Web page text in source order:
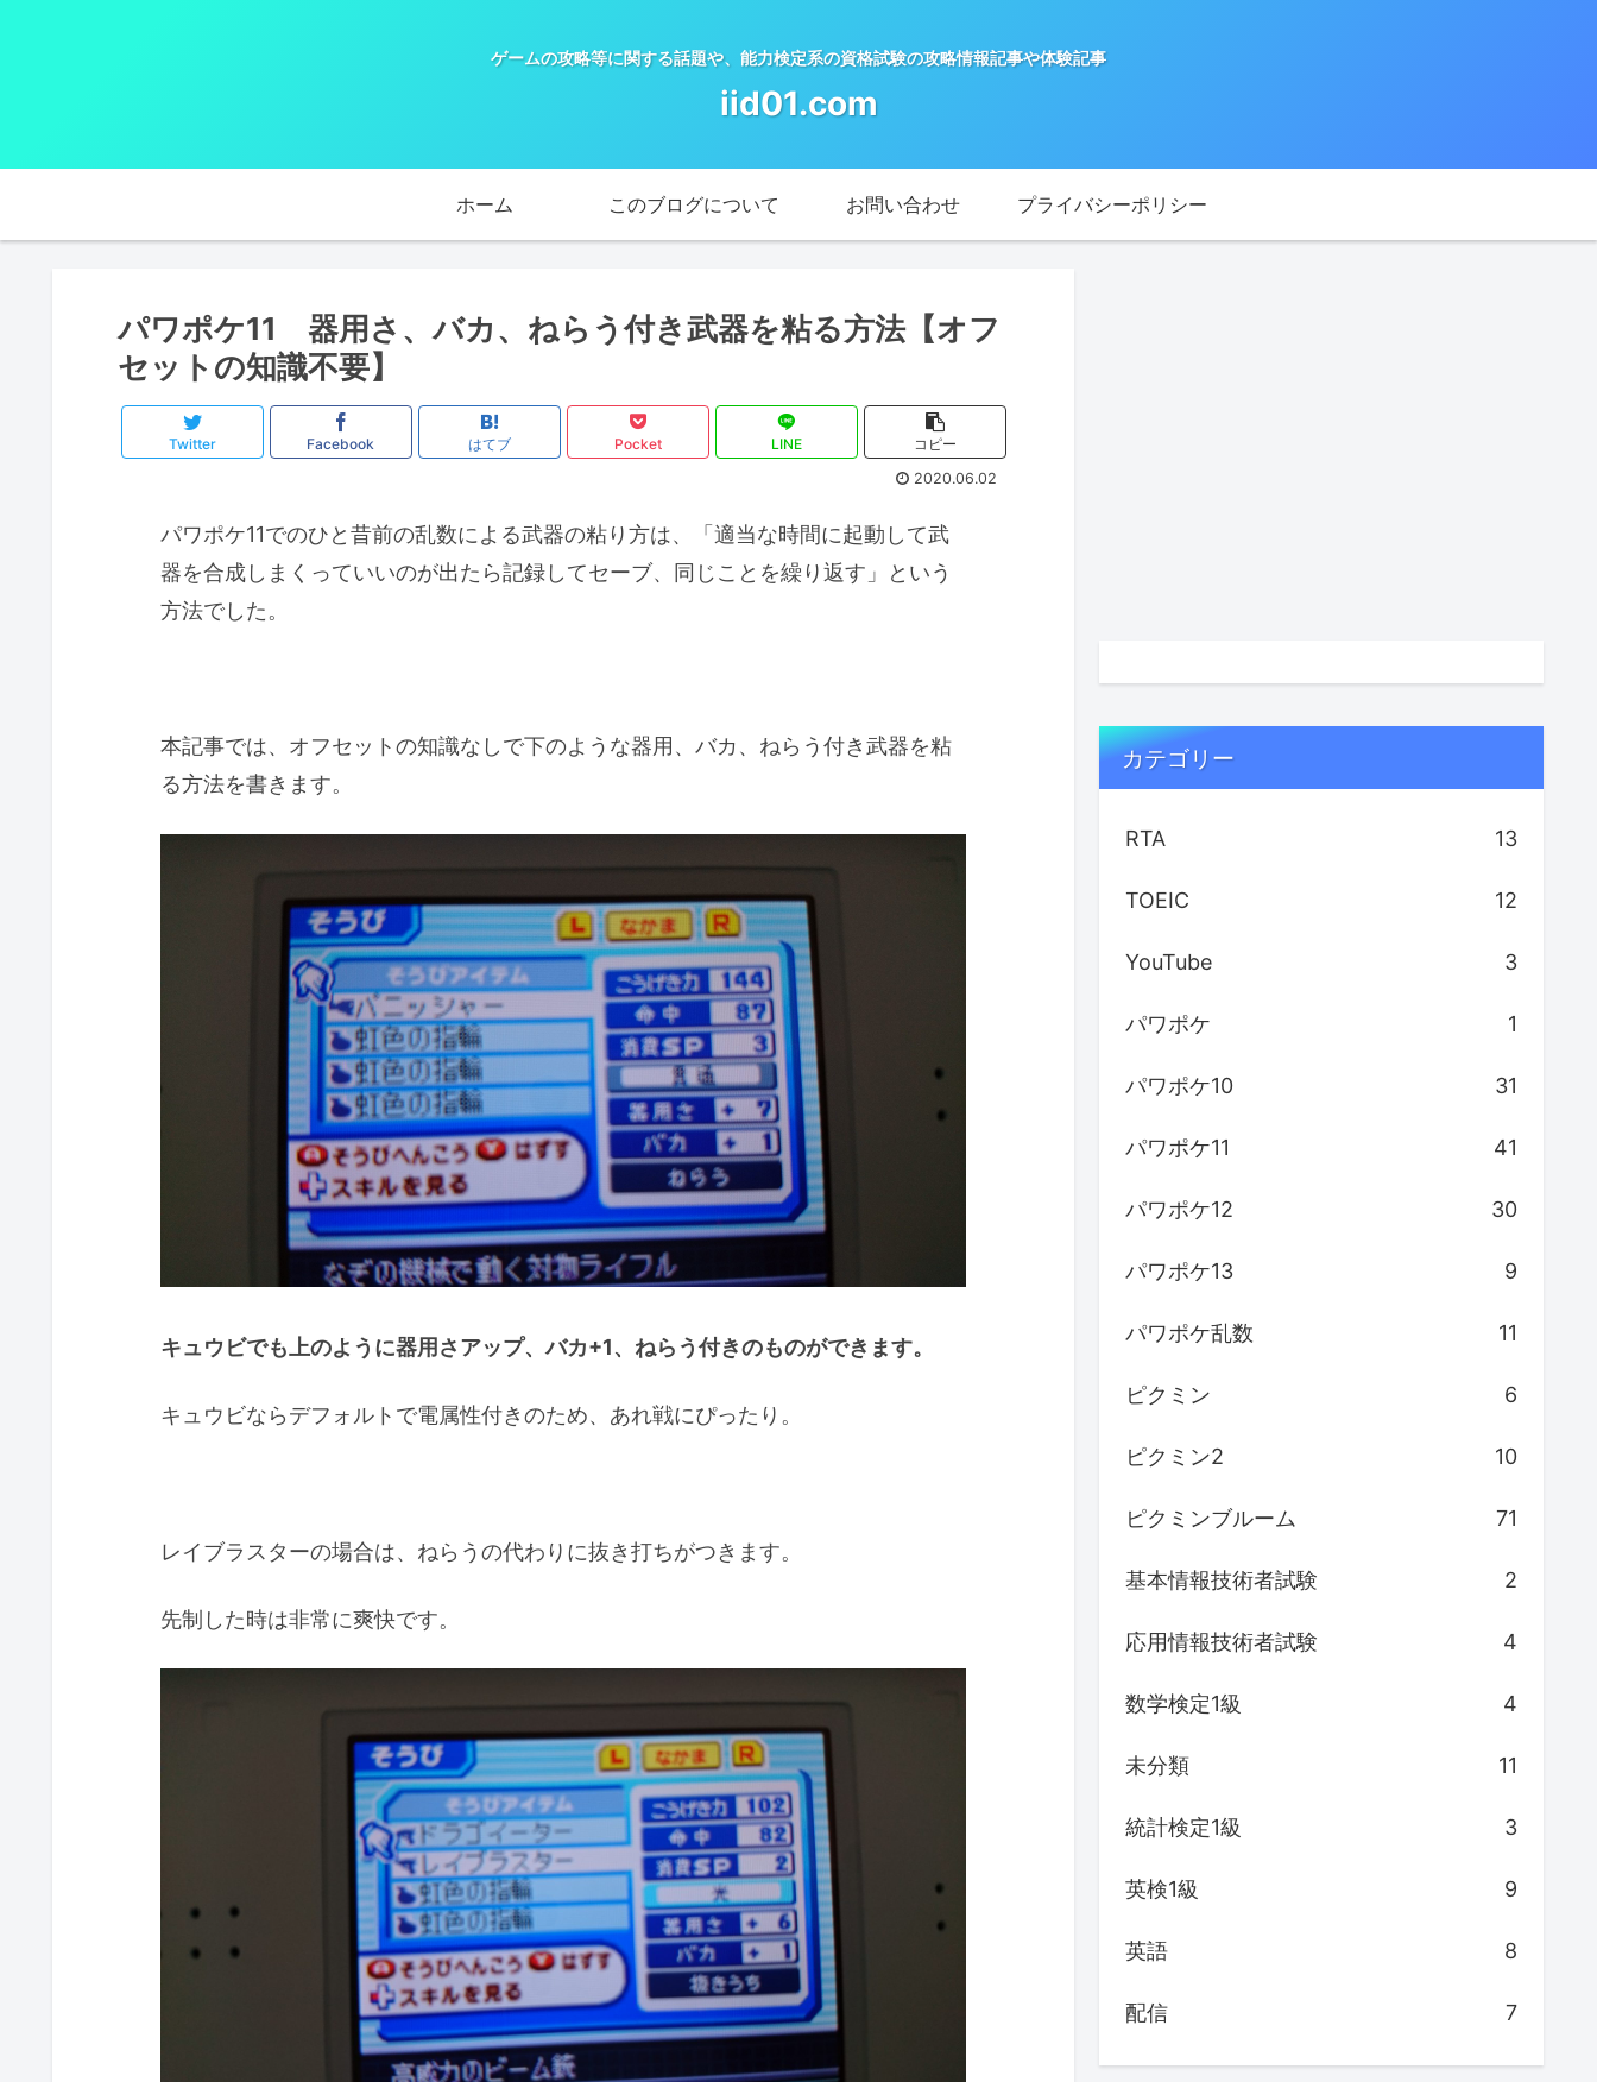
ゲームの攻略等に関する話題や、能力検定系の資格試験の攻略情報記事や体験記事
iid01.com
ホーム このブログについて お問い合わせ プライバシーポリシー
パワポケ11 器用さ、バカ、ねらう付き武器を粘る方法【オフ
セットの知識不要】
Twitter Facebook はてブ Pocket LINE
コピー
2020.06.02
パワポケ11でのひと昔前の乱数による武器の粘り方は、「適当な時間に起動して武
器を合成しまくっていいのが出たら記録してセーブ、同じことを繰り返す」という
方法でした。
本記事では、オフセットの知識なしで下のような器用、バカ、ねらう付き武器を粘
る方法を書きます。
キュウビでも上のように器用さアップ、バカ+1、ねらう付きのものができます。
キュウビならデフォルトで電属性付きのため、あれ戦にぴったり。
レイブラスターの場合は、ねらうの代わりに抜き打ちがつきます。
先制した時は非常に爽快です。
カテゴリー
RTA 13
TOEIC 12
YouTube 3
パワポケ 1
パワポケ10 31
パワポケ11 41
パワポケ12 30
パワポケ13 9
パワポケ乱数 11
ピクミン 6
ピクミン2 10
ピクミンブルーム 71
基本情報技術者試験 2
応用情報技術者試験 4
数学検定1級 4
未分類 11
統計検定1級 3
英検1級 9
英語 8
配信 7